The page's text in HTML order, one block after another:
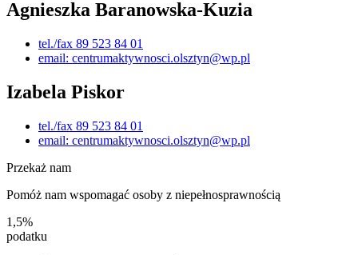
Agnieszka Baranowska-Kuzia
tel./fax 89 523 84 01
email: centrumaktywnosci.olsztyn@wp.pl
Izabela Piskor
tel./fax 89 523 84 01
email: centrumaktywnosci.olsztyn@wp.pl
Przekaż nam
Pomóż nam wspomagać osoby z niepełnosprawnością
1,5%
podatku